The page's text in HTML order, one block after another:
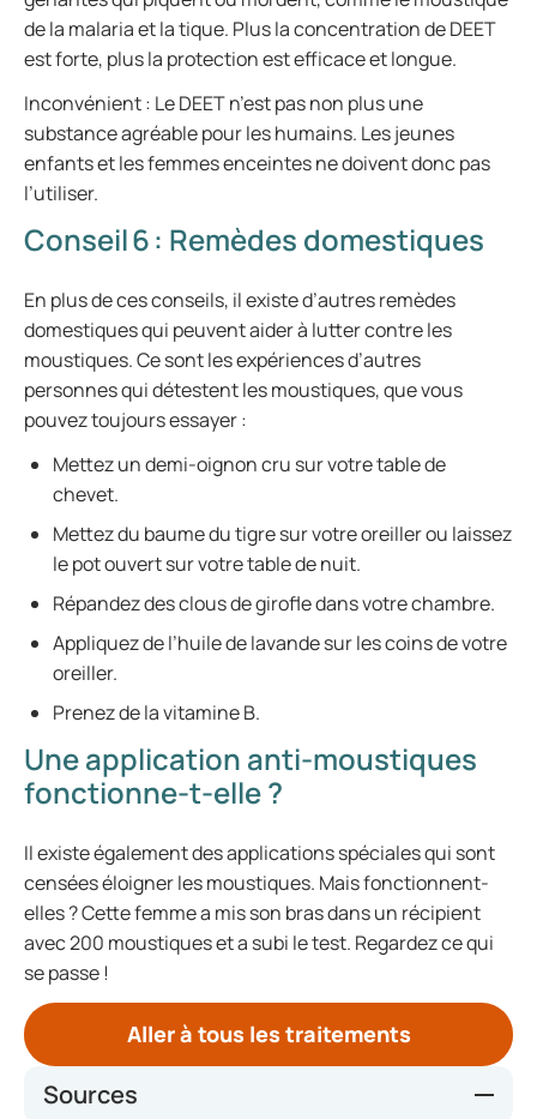
de la malaria et la tique. Plus la concentration de DEET
est forte, plus la protection est efficace et longue.
Inconvénient : Le DEET n’est pas non plus une
substance agréable pour les humains. Les jeunes
enfants et les femmes enceintes ne doivent donc pas
l’utiliser.
Conseil 6 : Remèdes domestiques
En plus de ces conseils, il existe d’autres remèdes
domestiques qui peuvent aider à lutter contre les
moustiques. Ce sont les expériences d’autres
personnes qui détestent les moustiques, que vous
pouvez toujours essayer :
Mettez un demi-oignon cru sur votre table de
chevet.
Mettez du baume du tigre sur votre oreiller ou laissez
le pot ouvert sur votre table de nuit.
Répandez des clous de girofle dans votre chambre.
Appliquez de l’huile de lavande sur les coins de votre
oreiller.
Prenez de la vitamine B.
Une application anti-moustiques
fonctionne-t-elle ?
Il existe également des applications spéciales qui sont
censées éloigner les moustiques. Mais fonctionnent-
elles ? Cette femme a mis son bras dans un récipient
avec 200 moustiques et a subi le test. Regardez ce qui
se passe !
Aller à tous les traitements
Sources